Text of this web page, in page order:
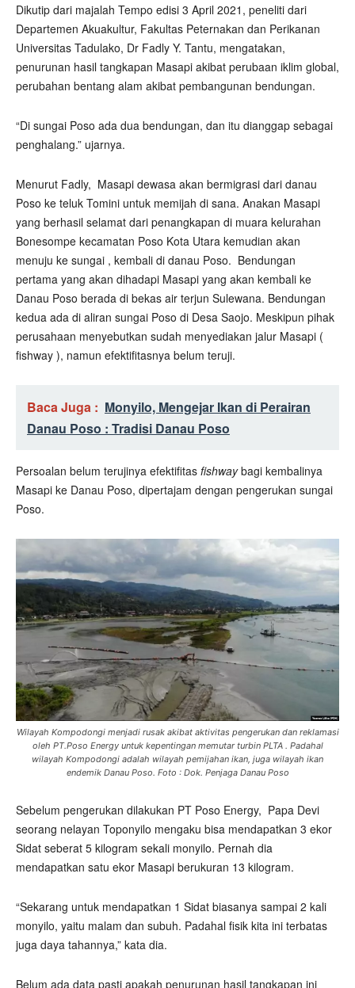
Dikutip dari majalah Tempo edisi 3 April 2021, peneliti dari
Departemen Akuakultur, Fakultas Peternakan dan Perikanan
Universitas Tadulako, Dr Fadly Y. Tantu, mengatakan,
penurunan hasil tangkapan Masapi akibat perubaan iklim global,
perubahan bentang alam akibat pembangunan bendungan.
“Di sungai Poso ada dua bendungan, dan itu dianggap sebagai
penghalang.” ujarnya.
Menurut Fadly, Masapi dewasa akan bermigrasi dari danau
Poso ke teluk Tomini untuk memijah di sana. Anakan Masapi
yang berhasil selamat dari penangkapan di muara kelurahan
Bonesompe kecamatan Poso Kota Utara kemudian akan
menuju ke sungai , kembali di danau Poso. Bendungan
pertama yang akan dihadapi Masapi yang akan kembali ke
Danau Poso berada di bekas air terjun Sulewana. Bendungan
kedua ada di aliran sungai Poso di Desa Saojo. Meskipun pihak
perusahaan menyebutkan sudah menyediakan jalur Masapi (
fishway ), namun efektifitasnya belum teruji.
Baca Juga : Monyilo, Mengejar Ikan di Perairan
Danau Poso : Tradisi Danau Poso
Persoalan belum terujinya efektifitas fishwaybagi kembalinya
Masapi ke Danau Poso, dipertajam dengan pengerukan sungai
Poso.
Wilayah Kompodongi menjadi rusak akibat aktivitas pengerukan dan reklamasi
oleh PT.Poso Energy untuk kepentingan memutar turbin PLTA . Padahal
wilayah Kompodongi adalah wilayah pemijahan ikan, juga wilayah ikan
endemik Danau Poso. Foto : Dok. Penjaga Danau Poso
Sebelum pengerukan dilakukan PT Poso Energy, Papa Devi
seorang nelayan Toponyilo mengaku bisa mendapatkan 3 ekor
Sidat seberat 5 kilogram sekali monyilo. Pernah dia
mendapatkan satu ekor Masapi berukuran 13 kilogram.
“Sekarang untuk mendapatkan 1 Sidat biasanya sampai 2 kali
monyilo, yaitu malam dan subuh. Padahal fisik kita ini terbatas
juga daya tahannya,” kata dia.
Belum ada data pasti apakah penurunan hasil tangkapan ini